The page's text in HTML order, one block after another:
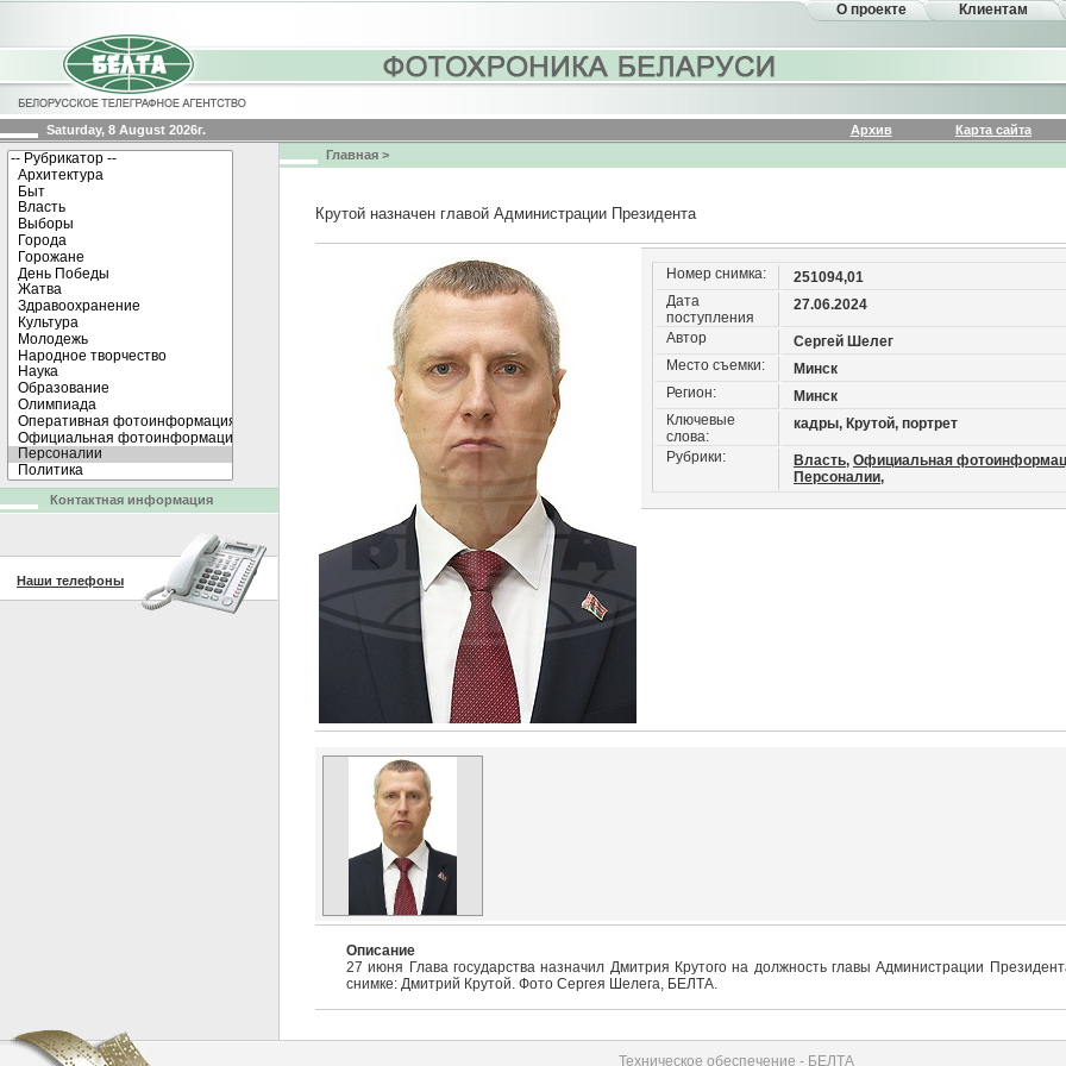
О проекте Клиентам
Saturday, 8 August 2026г. Архив Карта сайта
Главная >
Крутой назначен главой Администрации Президента
Номер снимка:
251094,01
Дата
поступления
27.06.2024
Автор
Сергей Шелег
Место съемки:
Минск
Регион:
Минск
Ключевые
слова:
кадры, Крутой, портрет
Рубрики:
Власть, Официальная
Персоналии,
Описание
27 июня Глава государства назначил Дмитрия Крутого на должность главы Администрации
снимке: Дмитрий Крутой. Фото Сергея Шелега, БЕЛТА.
Контактная информация
Наши телефоны
Техническое обеспечение - БЕЛТА